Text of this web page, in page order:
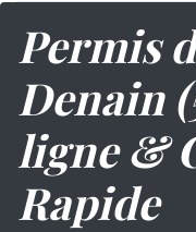
Permis
Denain
ligne &
Rapide